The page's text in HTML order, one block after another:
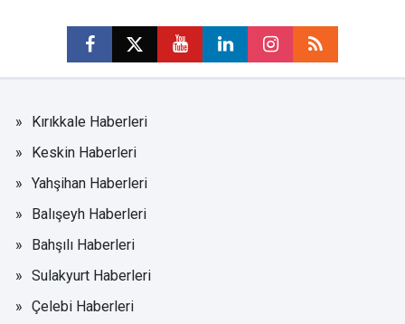
Kırıkkale Haberleri
Keskin Haberleri
Yahşihan Haberleri
Balışeyh Haberleri
Bahşılı Haberleri
Sulakyurt Haberleri
Çelebi Haberleri